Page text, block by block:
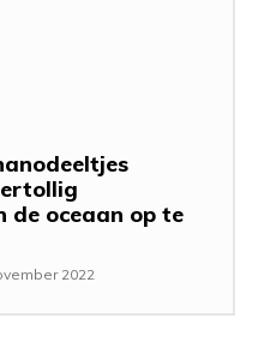
de oceaan op te
2022